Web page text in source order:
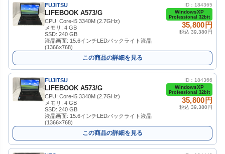
FUJITSU
LIFEBOOK A573/G
CPU: Core-i5 3340M (2.7GHz)
メモリ: 4 GB
SSD: 240 GB
液晶画面: 15.6インチLEDバックライト液晶
(1366×768)
ID：184365
WindowsXP
Professional 32bit
35,800円
税込 39,380円
この商品の詳細を見る
FUJITSU
LIFEBOOK A573/G
CPU: Core-i5 3340M (2.7GHz)
メモリ: 4 GB
SSD: 240 GB
液晶画面: 15.6インチLEDバックライト液晶
(1366×768)
ID：184366
WindowsXP
Professional 32bit
35,800円
税込 39,380円
この商品の詳細を見る